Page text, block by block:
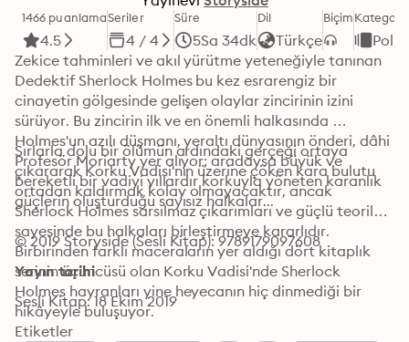
1466 puanlama
4.5
Seriler
4 / 4
Süre
5Sa 34dk
Dil
Türkçe
BiçimKategori
Zekice tahminleri ve akıl yürütme yeteneğiyle tanınan
Dedektif Sherlock Holmes bu kez esrarengiz bir
cinayetin gölgesinde gelişen olaylar zincirinin izini
sürüyor. Bu zincirin ilk ve en önemli halkasında
Holmes'un azılı düşmanı, yeraltı dünyasının önderi, dâhi
Profesör Moriarty yer alıyor; aradaysa büyük ve
bereketli bir vadiyi yıllardır korkuyla yöneten karanlık
güçlerin oluşturduğu sayısız halkalar...
Sırlarla dolu bir ölümün ardındaki gerçeği ortaya
çıkararak Korku Vadisi'nin üzerine çöken kara bulutu
ortadan kaldırmak kolay olmayacaktır, ancak
Sherlock Holmes sarsılmaz çıkarımları ve güçlü teorileri
sayesinde bu halkaları birleştirmeye kararlıdır.
Birbirinden farklı maceraların yer aldığı dört kitaplık
serinin üçüncüsü olan Korku Vadisi'nde Sherlock
Holmes hayranları yine heyecanın hiç dinmediği bir
hikâyeyle buluşuyor.
© 2019 Storyside (Sesli Kitap): 9789179097608
Yayın tarihi
Sesli Kitap: 18 Ekim 2019
Etiketler